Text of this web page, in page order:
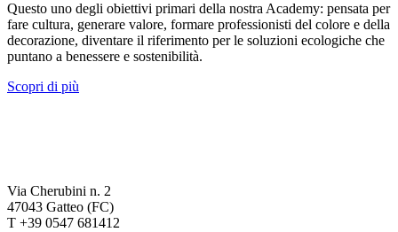
Questo uno degli obiettivi primari della nostra Academy: pensata per
fare cultura, generare valore, formare professionisti del colore e della
decorazione, diventare il riferimento per le soluzioni ecologiche che
puntano a benessere e sostenibilità.
Scopri di più
Via Cherubini n. 2
47043 Gatteo (FC)
T +39 0547 681412